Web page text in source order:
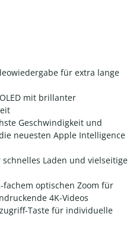
für extra lange
mit brillanter
Geschwindigkeit und
neuesten Apple Intelligence
Laden und vielseitige
fachem optischen Zoom für
4K-Videos
Taste für individuelle